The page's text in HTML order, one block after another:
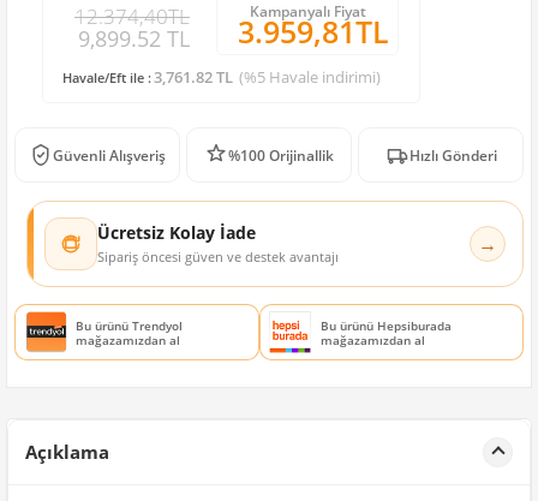
12.374,40TL
9,899.52 TL
Kampanyalı Fiyat
3.959,81TL
Havale/Eft ile :3,761.82 TL (%5 Havale indirimi)
Güvenli Alışveriş %100 Orijinallik Hızlı Gönderi
Ücretsiz Kolay İade
Sipariş öncesi güven ve destek avantajı →
Bu ürünü Trendyol
mağazamızdan al
Bu ürünü Hepsiburada
mağazamızdan al
Açıklama